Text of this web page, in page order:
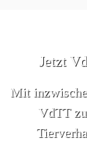
Jetzt
Mit
VdTT